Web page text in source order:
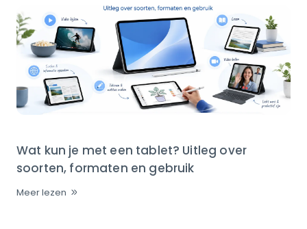
Wat kun je met een tablet? Uitleg over
soorten, formaten en gebruik
Meer lezen